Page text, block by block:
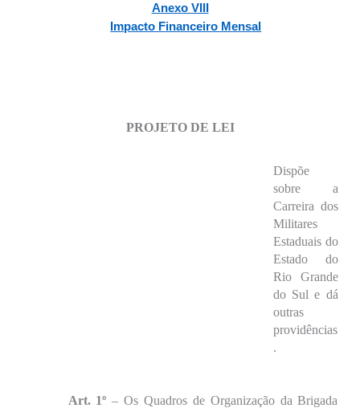
Anexo VIII
Impacto Financeiro Mensal
PROJETO DE LEI
Dispõe
sobre a
Carreira dos
Militares
Estaduais do
Estado do
Rio Grande
do Sul e dá
outras
providências
.
Art. 1º – Os Quadros de Organização da Brigada